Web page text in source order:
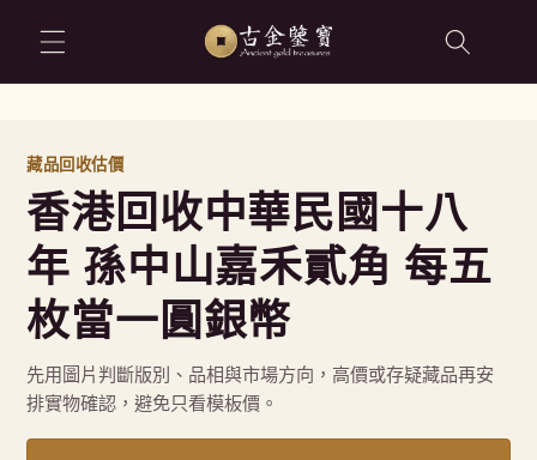
跳至內容
藏品回收估價
香港回收中華民國十八
年 孫中山嘉禾貳角 每五
枚當一圓銀幣
先用圖片判斷版別、品相與市場方向，高價或存疑藏品再安
排實物確認，避免只看模板價。